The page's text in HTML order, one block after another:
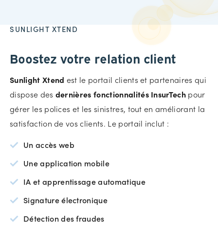
SUNLIGHT XTEND
Boostez votre relation client
Sunlight Xtend est le portail clients et partenaires qui
dispose des dernières fonctionnalités InsurTech pour
gérer les polices et les sinistres, tout en améliorant la
satisfaction de vos clients. Le portail inclut :
Un accès web
Une application mobile
IA et apprentissage automatique
Signature électronique
Détection des fraudes